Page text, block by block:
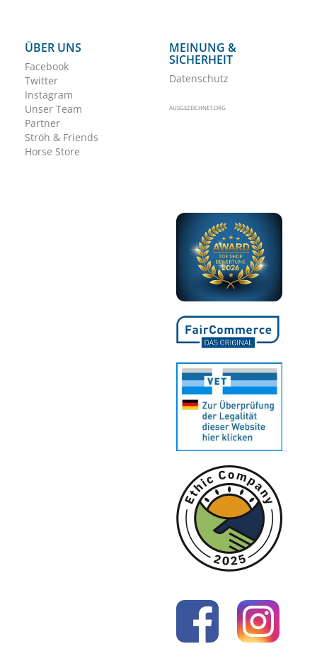
ÜBER UNS
Facebook
Twitter
Instagram
Unser Team
Partner
Ströh & Friends
Horse Store
MEINUNG &
SICHERHEIT
Datenschutz
AUSGEZEICHNET.ORG